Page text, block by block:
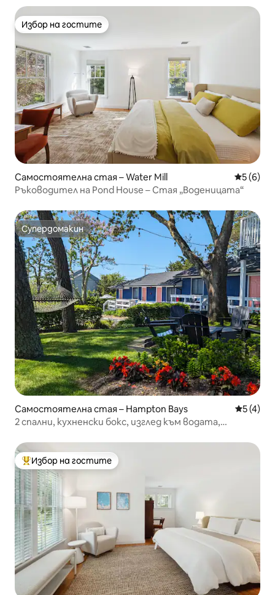
Избор на гостите
Избор на гостите
Самостоятелна стая – Water Mill Средна
5 (6)
Ръководител на Pond House – Стая „Воденицата“
Супердомакин
Супердомакин
Самостоятелна стая – Hampton Bays Средна
5 (4)
2 спални, кухненски бокс, изглед към водата,
Най-популярен избор на гостите
Избор на гостите